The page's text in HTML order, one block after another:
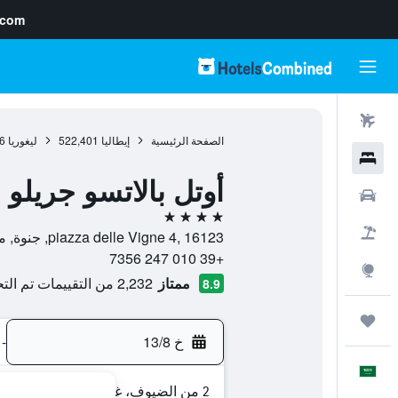
الصفحة الرئيسية إيطاليا 522,401 ليغوريا
أوتل بالاتسو جريلو
4 نجوم
piazza delle Vigne 4, 16123, جنوة, مقاطعة جنوة, إيطاليا
+39 010 247 7356
8.9 ممتاز 2,232 من التقييمات تم التحقق منها
خ 13/8 -
2 من الضيوف، غرفة واحدة